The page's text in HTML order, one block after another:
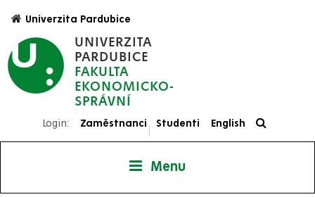
hlavnímu
obsahu
UNIVERZITA
PARDUBICE
FAKULTA
EKONOMICKO-
SPRÁVNÍ
Univerzita Pardubice
Login: Zaměstnanci
|
Studenti English
Menu